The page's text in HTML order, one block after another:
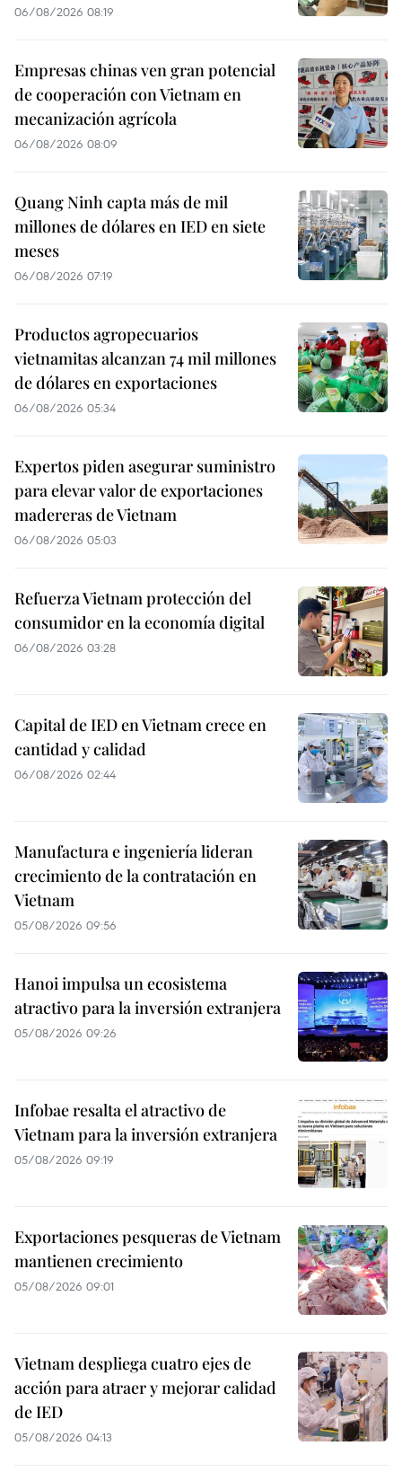
06/08/2026 08:19
Empresas chinas ven gran potencial
de cooperación con Vietnam en
mecanización agrícola
06/08/2026 08:09
Quang Ninh capta más de mil
millones de dólares en IED en siete
meses
06/08/2026 07:19
Productos agropecuarios
vietnamitas alcanzan 74 mil millones
de dólares en exportaciones
06/08/2026 05:34
Expertos piden asegurar suministro
para elevar valor de exportaciones
madereras de Vietnam
06/08/2026 05:03
Refuerza Vietnam protección del
consumidor en la economía digital
06/08/2026 03:28
Capital de IED en Vietnam crece en
cantidad y calidad
06/08/2026 02:44
Manufactura e ingeniería lideran
crecimiento de la contratación en
Vietnam
05/08/2026 09:56
Hanoi impulsa un ecosistema
atractivo para la inversión extranjera
05/08/2026 09:26
Infobae resalta el atractivo de
Vietnam para la inversión extranjera
05/08/2026 09:19
Exportaciones pesqueras de Vietnam
mantienen crecimiento
05/08/2026 09:01
Vietnam despliega cuatro ejes de
acción para atraer y mejorar calidad
de IED
05/08/2026 04:13